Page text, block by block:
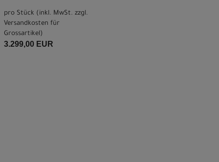
pro Stück (inkl. MwSt. zzgl.
Versandkosten für
Grossartikel )
3.299,00 EUR